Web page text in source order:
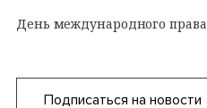
День международного права
Подписаться на новости